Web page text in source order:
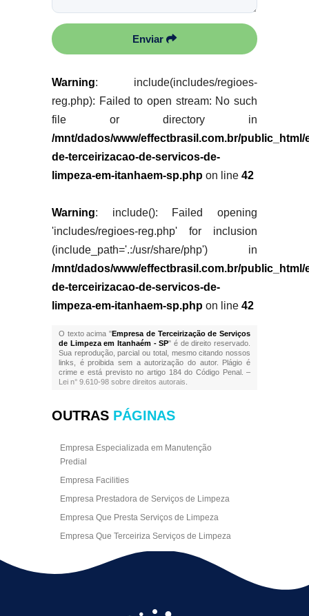
Enviar
Warning: include(includes/regioes-
reg.php): Failed to open stream: No such
file or directory in
/mnt/dados/www/effectbrasil.com.br/public_html/
de-terceirizacao-de-servicos-de-
limpeza-em-itanhaem-sp.phpon line 42
Warning: include(): Failed opening
'includes/regioes-reg.php' for inclusion
(include_path='.:/usr/share/php') in
/mnt/dados/www/effectbrasil.com.br/public_html/
de-terceirizacao-de-servicos-de-
limpeza-em-itanhaem-sp.phpon line 42
O texto acima "Empresa de Terceirização de Serviços
de Limpeza em Itanhaém - SP" é de direito reservado.
Sua reprodução, parcial ou total, mesmo citando nossos
links, é proibida sem a autorização do autor. Plágio é
crime e está previsto no artigo 184 do Código Penal. –
Lei n° 9.610-98 sobre direitos autorais
OUTRAS PÁGINAS
Empresa Especializada em Manutenção
Predial
Empresa Facilities
Empresa Prestadora de Serviços de Limpeza
Empresa Que Presta Serviços de Limpeza
Empresa Que Terceiriza Serviços de Limpeza
Empresa Terceirizada de Portaria
Empresa de Facilities
Empresa de Limpeza Empresarial